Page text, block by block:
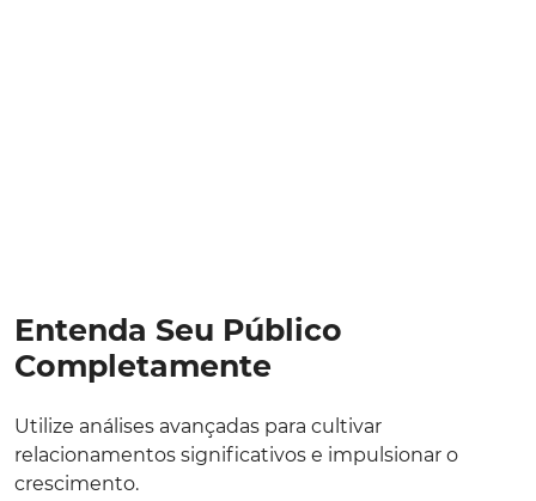
Entenda Seu Público
Completamente
Utilize análises avançadas para cultivar
relacionamentos significativos e impulsionar o
crescimento.